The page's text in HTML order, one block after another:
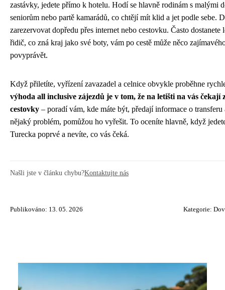
zastávky, jedete přímo k hotelu. Hodí se hlavně rodinám s malými
seniorům nebo partě kamarádů, co chtějí mít klid a jet podle sebe.
zarezervovat dopředu přes internet nebo cestovku. Často dostanete
řidič, co zná kraj jako své boty, vám po cestě může něco
povyprávět.
Když přiletíte, vyřízení zavazadel a celnice obvykle proběhne
výhoda all inclusive zájezdů je v tom, že na letišti na vás čekají
cestovky – poradí vám, kde máte být, předají informace o transferu
nějaký problém, pomůžou ho vyřešit. To oceníte hlavně, když
Turecka poprvé a nevíte, co vás čeká.
Našli jste v článku chybu?Kontaktujte nás
Publikováno: 13. 05. 2026 Kategorie: